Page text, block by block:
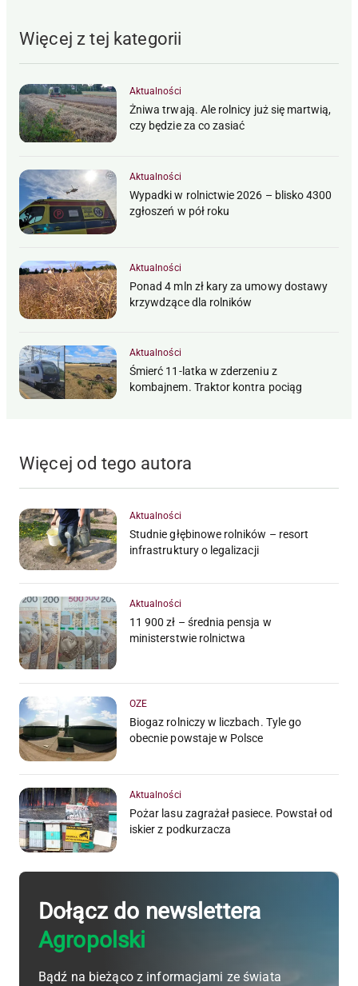
Więcej z tej kategorii
Aktualności
Żniwa trwają. Ale rolnicy już się martwią,
czy będzie za co zasiać
Aktualności
Wypadki w rolnictwie 2026 – blisko 4300
zgłoszeń w pół roku
Aktualności
Ponad 4 mln zł kary za umowy dostawy
krzywdzące dla rolników
Aktualności
Śmierć 11-latka w zderzeniu z
kombajnem. Traktor kontra pociąg
Więcej od tego autora
Aktualności
Studnie głębinowe rolników – resort
infrastruktury o legalizacji
Aktualności
11 900 zł – średnia pensja w
ministerstwie rolnictwa
OZE
Biogaz rolniczy w liczbach. Tyle go
obecnie powstaje w Polsce
Aktualności
Pożar lasu zagrażał pasiece. Powstał od
iskier z podkurzacza
Dołącz do newslettera
Agropolski
Bądź na bieżąco z informacjami ze świata